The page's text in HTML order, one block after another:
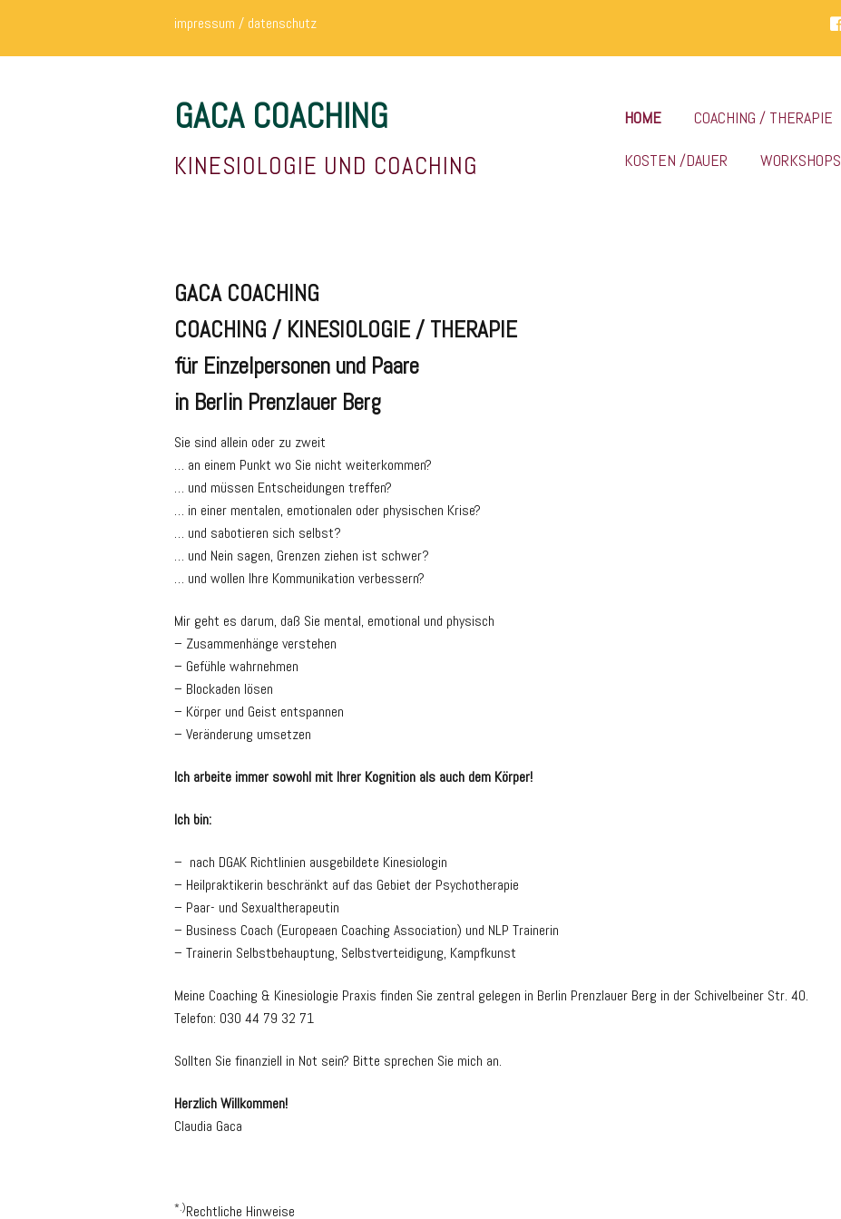
impressum / datenschutz
GACA COACHING
KINESIOLOGIE UND COACHING
HOME COACHING / THERAPIE
KOSTEN /DAUER WORKSHOPS
GACA COACHING
COACHING / KINESIOLOGIE / THERAPIE
für Einzelpersonen und Paare
in Berlin Prenzlauer Berg
Sie sind allein oder zu zweit
… an einem Punkt wo Sie nicht weiterkommen?
… und müssen Entscheidungen treffen?
… in einer mentalen, emotionalen oder physischen Krise?
… und sabotieren sich selbst?
… und Nein sagen, Grenzen ziehen ist schwer?
… und wollen Ihre Kommunikation verbessern?
Mir geht es darum, daß Sie mental, emotional und physisch
– Zusammenhänge verstehen
– Gefühle wahrnehmen
– Blockaden lösen
– Körper und Geist entspannen
– Veränderung umsetzen
Ich arbeite immer sowohl mit Ihrer Kognition als auch dem Körper!
Ich bin:
– nach DGAK Richtlinien ausgebildete Kinesiologin
– Heilpraktikerin beschränkt auf das Gebiet der Psychotherapie
– Paar- und Sexualtherapeutin
– Business Coach (Europeaen Coaching Association) und NLP Trainerin
– Trainerin Selbstbehauptung, Selbstverteidigung, Kampfkunst
Meine Coaching & Kinesiologie Praxis finden Sie zentral gelegen in Berlin Prenzlauer Berg in der Schivelbeiner Str. 40.
Telefon: 030 44 79 32 71
Sollten Sie finanziell in Not sein? Bitte sprechen Sie mich an.
Herzlich Willkommen!
Claudia Gaca
*.)Rechtliche Hinweise